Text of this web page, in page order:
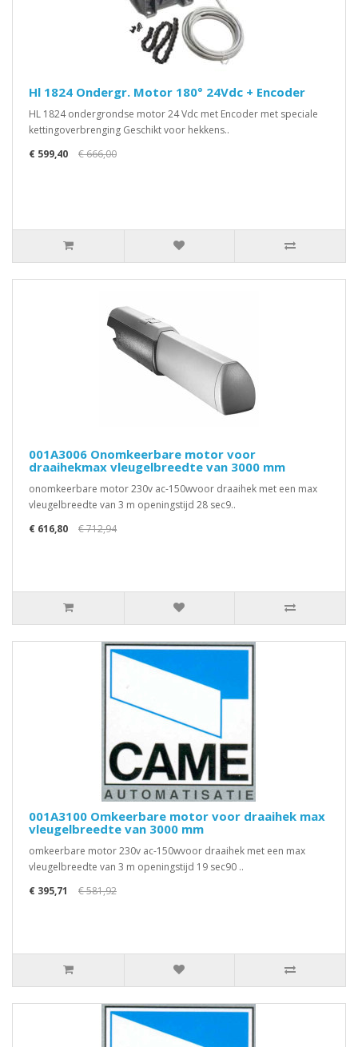
Hl 1824 Ondergr. Motor 180° 24Vdc + Encoder
HL 1824 ondergrondse motor 24 Vdc met Encoder met speciale
kettingoverbrenging Geschikt voor hekkens..
€ 599,40
€ 666,00
001A3006 Onomkeerbare motor voor
draaihekmax vleugelbreedte van 3000 mm
onomkeerbare motor 230v ac-150wvoor draaihek met een max
vleugelbreedte van 3 m openingstijd 28 sec9..
€ 616,80
€ 712,94
001A3100 Omkeerbare motor voor draaihek max
vleugelbreedte van 3000 mm
omkeerbare motor 230v ac-150wvoor draaihek met een max
vleugelbreedte van 3 m openingstijd 19 sec90 ..
€ 395,71
€ 581,92